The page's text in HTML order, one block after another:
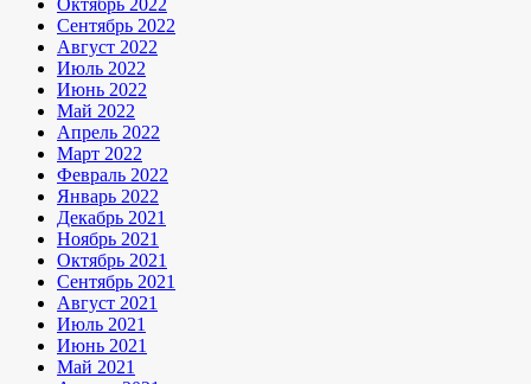
Октябрь 2022
Сентябрь 2022
Август 2022
Июль 2022
Июнь 2022
Май 2022
Апрель 2022
Март 2022
Февраль 2022
Январь 2022
Декабрь 2021
Ноябрь 2021
Октябрь 2021
Сентябрь 2021
Август 2021
Июль 2021
Июнь 2021
Май 2021